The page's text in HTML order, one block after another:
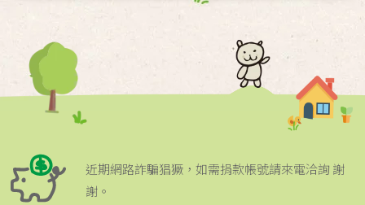
近期網路詐騙猖獗，如需捐款帳號請來電洽詢 謝
謝。